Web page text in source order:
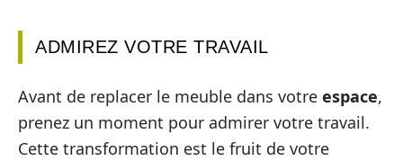
ADMIREZ VOTRE TRAVAIL
Avant de replacer le meuble dans votre espace,
prenez un moment pour admirer votre travail.
Cette transformation est le fruit de votre